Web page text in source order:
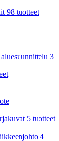
98 tuotteet
3
5 tuotteet
4